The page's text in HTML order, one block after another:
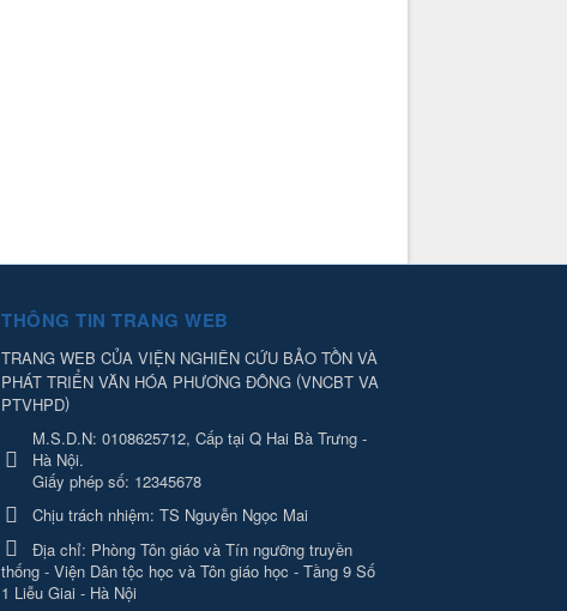
THÔNG TIN TRANG WEB
TRANG WEB CỦA VIỆN NGHIÊN CỨU BẢO TỒN VÀ
PHÁT TRIỂN VĂN HÓA PHƯƠNG ĐÔNG (VNCBT VA
PTVHPD)
M.S.D.N: 0108625712, Cấp tại Q Hai Bà Trưng -
Hà Nội.
Giấy phép số: 12345678
Chịu trách nhiệm: TS Nguyễn Ngọc Mai
Địa chỉ: Phòng Tôn giáo và Tín ngưỡng truyền
thống - Viện Dân tộc học và Tôn giáo học - Tầng 9 Số
1 Liễu Giai - Hà Nội